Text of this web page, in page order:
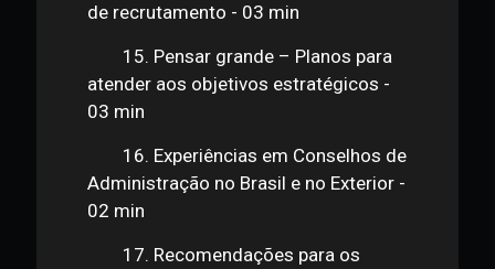
Flamengo - 07 min
14. “Scouting” – 16 profissionais
analisando o rendimento,
identificando gaps e sugerindo
providências e alternativas, inclusive
de recrutamento - 03 min
15. Pensar grande – Planos para
atender aos objetivos estratégicos -